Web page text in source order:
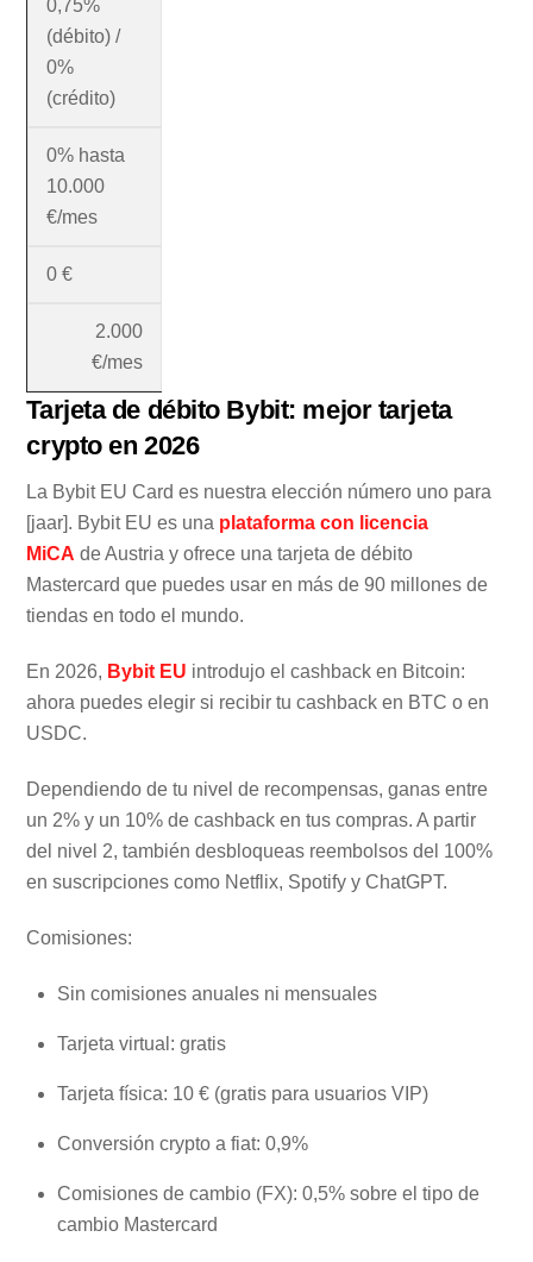
0,75%
(débito) /
0%
(crédito)
0% hasta
10.000
€/mes
0 €
2.000
€/mes
Tarjeta de débito Bybit: mejor tarjeta
crypto en 2026
La Bybit EU Card es nuestra elección número uno para
[jaar]. Bybit EU es una plataforma con licencia
MiCA de Austria y ofrece una tarjeta de débito
Mastercard que puedes usar en más de 90 millones de
tiendas en todo el mundo.
En 2026, Bybit EU introdujo el cashback en Bitcoin:
ahora puedes elegir si recibir tu cashback en BTC o en
USDC.
Dependiendo de tu nivel de recompensas, ganas entre
un 2% y un 10% de cashback en tus compras. A partir
del nivel 2, también desbloqueas reembolsos del 100%
en suscripciones como Netflix, Spotify y ChatGPT.
Comisiones:
Sin comisiones anuales ni mensuales
Tarjeta virtual: gratis
Tarjeta física: 10 € (gratis para usuarios VIP)
Conversión crypto a fiat: 0,9%
Comisiones de cambio (FX): 0,5% sobre el tipo de
cambio Mastercard